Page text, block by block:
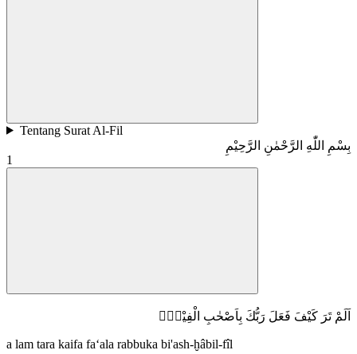
Tentang Surat Al-Fil
بِسْمِ اللّٰهِ الرَّحْمٰنِ الرَّحِيْمِ
1
اَلَمْ تَرَ كَيْفَ فَعَلَ رَبُّكَ بِاَصْحٰبِ الْفِيْلِۗ
a lam tara kaifa fa‘ala rabbuka bi'ash-ḫâbil-fîl